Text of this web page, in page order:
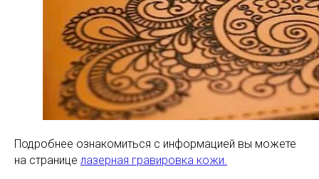
Подробнее ознакомиться с информацией вы можете
на странице лазерная гравировка кожи.